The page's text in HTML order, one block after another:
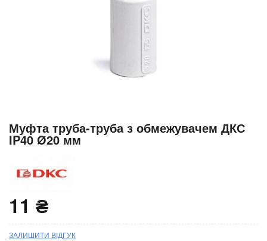
Перейти
до
початку
Муфта труба-труба з обмежувачем ДКС
IP40 Ø20 мм
11 ₴
ЗАЛИШИТИ ВІДГУК